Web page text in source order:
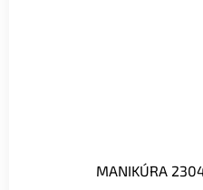
MANIKÚRA